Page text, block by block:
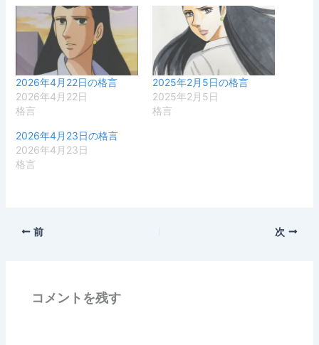
2026年4月22日の格言
2026年4月22日
格言
2025年2月5日の格言
2025年2月5日
格言
2026年4月23日の格言
2026年4月23日
格言
前 次
コメントを残す